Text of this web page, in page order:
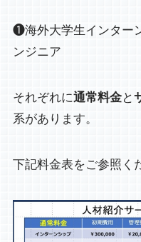
❶海外大学生インター
ンジニア
それぞれに通常料金と
系があります。
下記料金表をご参照く